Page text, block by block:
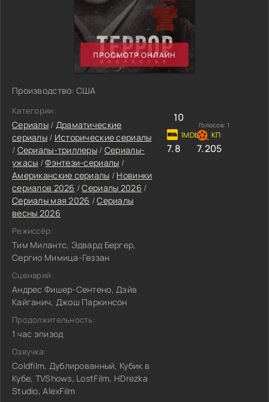
ПРОСМОТР ОНЛАЙН
Производство: США
Категории:
Сериалы/ Драматические
сериалы/ Исторические сериалы
/ Сериалы-триллеры / Сериалы-
ужасы /Фэнтези-сериалы /
Американские сериалы / Новинки
сериалов 2026 /Сериалы 2026 /
Сериалы мая 2026 /Сериалы
весны 2026
Режиссёр:
Тим Милантс, Эдвард Бергер,
Сергио Мимица-Геззан
Сценарий:
Андрес Фишер-Сентено, Дэйв
Кайганич, Джош Паркинсон
Продолжительность:
1 час эпизод
Озвучка:
Coldfilm, Дублированный, Кубик в
Кубе, TVShows, LostFilm, HDrezka
Studio, AlexFilm
10
Голосов: 1
7.8 7.205